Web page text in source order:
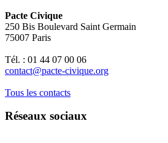
Pacte Civique
250 Bis Boulevard Saint Germain
75007 Paris
Tél. : 01 44 07 00 06
contact@pacte-civique.org
Tous les contacts
Réseaux sociaux